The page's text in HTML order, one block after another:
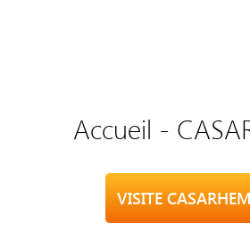
Accueil -
VISITE